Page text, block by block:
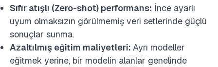
Sıfır atışlı (Zero-shot) performans: İnce ayarlı
uyum olmaksızın görülmemiş veri setlerinde güçlü
sonuçlar sunma.
Azaltılmış eğitim maliyetleri: Ayrı modeller
eğitmek yerine, bir modelin alanlar genelinde